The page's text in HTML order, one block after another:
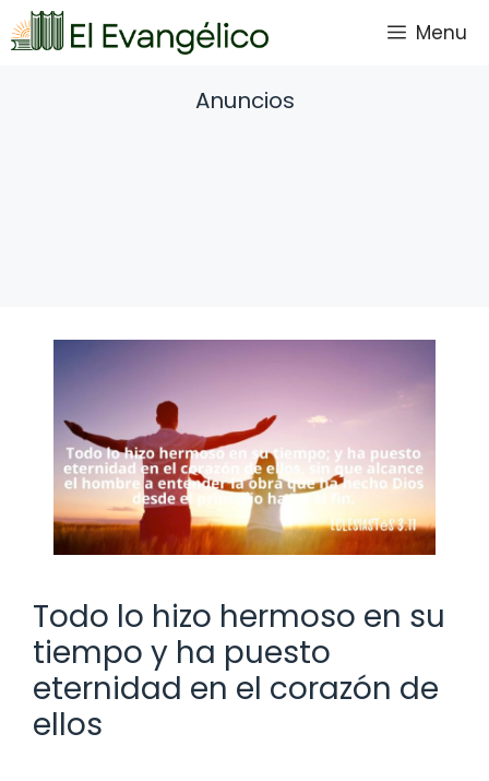
Saltar
al
Menu
Anuncios
Todo lo hizo hermoso en su
tiempo y ha puesto
eternidad en el corazón de
ellos